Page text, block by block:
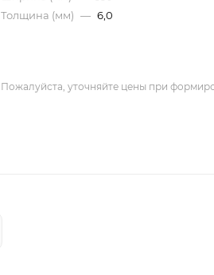
Толщина (мм) — 6,0
Пожалуйста, уточняйте цены при